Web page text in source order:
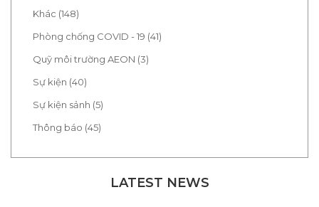
Khác (148)
Phòng chống COVID - 19 (41)
Quỹ môi trường AEON (3)
Sự kiện (40)
Sự kiện sảnh (5)
Thông báo (45)
LATEST NEWS